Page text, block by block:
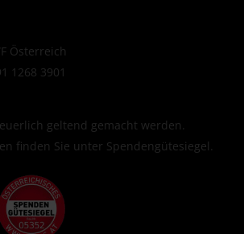
Österreich
1268 3901
geltend gemacht werden.
finden Sie unter Spendengütesiegel.